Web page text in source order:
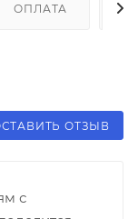
ОПЛАТА
ОТЗЫВ
с